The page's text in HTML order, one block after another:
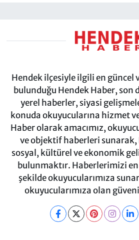
Hendek ilçesiyle ilgili en güncel
bulunduğu Hendek Haber, son
yerel haberler, siyasi
konuda okuyucularına hizmet
Haber olarak amacımız,
ve objektif haberleri
sosyal, kültürel ve ekonomik
bulunmaktır. Haberlerimizi
şekilde okuyucularımıza
okuyucularımıza olan